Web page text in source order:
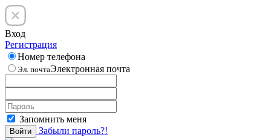
Вход
Регистрация
Номер телефона
Эл. почтаЭлектронная почта
Запомнить меня
Войти Забыли пароль?!